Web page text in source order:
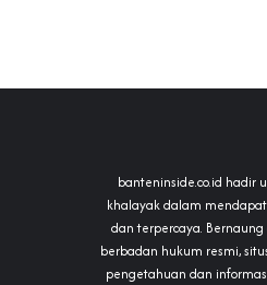
banteninside.co.id hadir
khalayak dalam
dan terpercaya.
berbadan hukum resmi,
pengetahuan dan